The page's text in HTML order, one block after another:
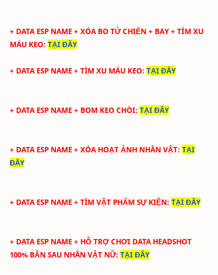
+ DATA ESP NAME + XÓA BO TỬ CHIẾN + BAY + TÌM XU
MÁU KEO: TẠI ĐÂY
+ DATA ESP NAME + TÌM XU MÁU KEO: TẠI ĐÂY
+ DATA ESP NAME + BOM KEO CHÒI: TẠI ĐÂY
+ DATA ESP NAME + XÓA HOẠT ẢNH NHÂN VẬT: TẠI
ĐÂY
+ DATA ESP NAME + TÌM VẬT PHẨM SỰ KIỆN: TẠI ĐÂY
+ DATA ESP NAME + HỖ TRỢ CHƠI DATA HEADSHOT
100% BĂN SAU NHÂN VẬT NỮ: TẠI ĐÂY